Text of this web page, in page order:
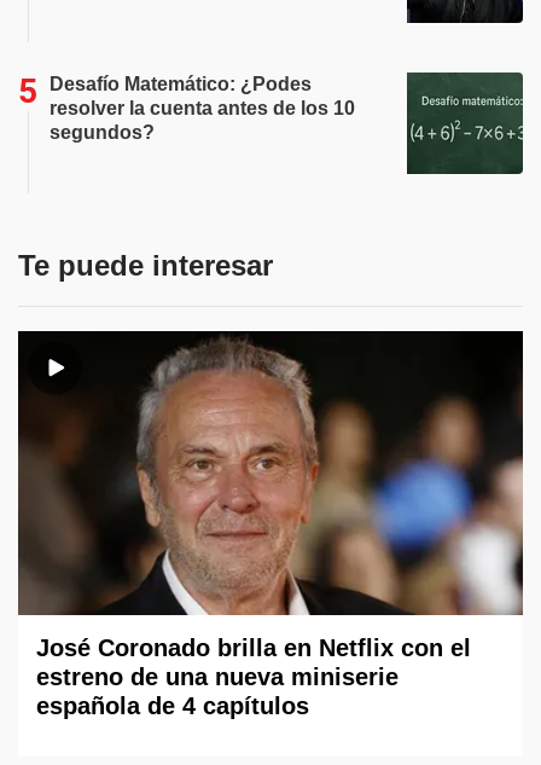
Desafío Matemático: ¿Podes
resolver la cuenta antes de los 10
segundos?
Te puede interesar
José Coronado brilla en Netflix con el
estreno de una nueva miniserie
española de 4 capítulos